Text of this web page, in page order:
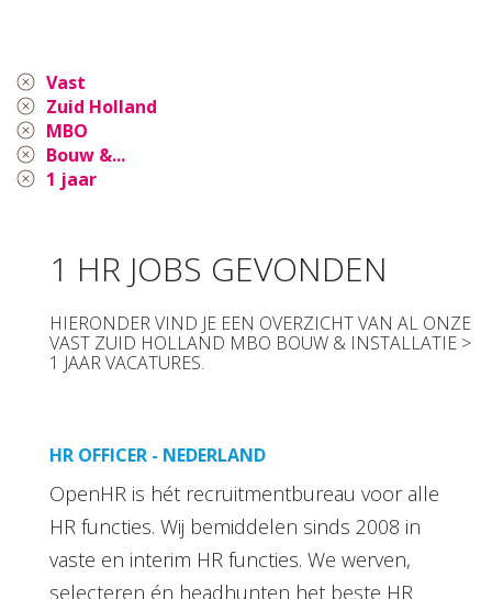
Vast
Zuid Holland
MBO
Bouw &...
1 jaar
1 HR JOBS GEVONDEN
HIERONDER VIND JE EEN OVERZICHT VAN AL ONZE
VAST ZUID HOLLAND MBO BOUW & INSTALLATIE >
1 JAAR VACATURES.
HR OFFICER - NEDERLAND
OpenHR is hét recruitmentbureau voor alle
HR functies. Wij bemiddelen sinds 2008 in
vaste en interim HR functies. We werven,
selecteren én headhunten het beste HR